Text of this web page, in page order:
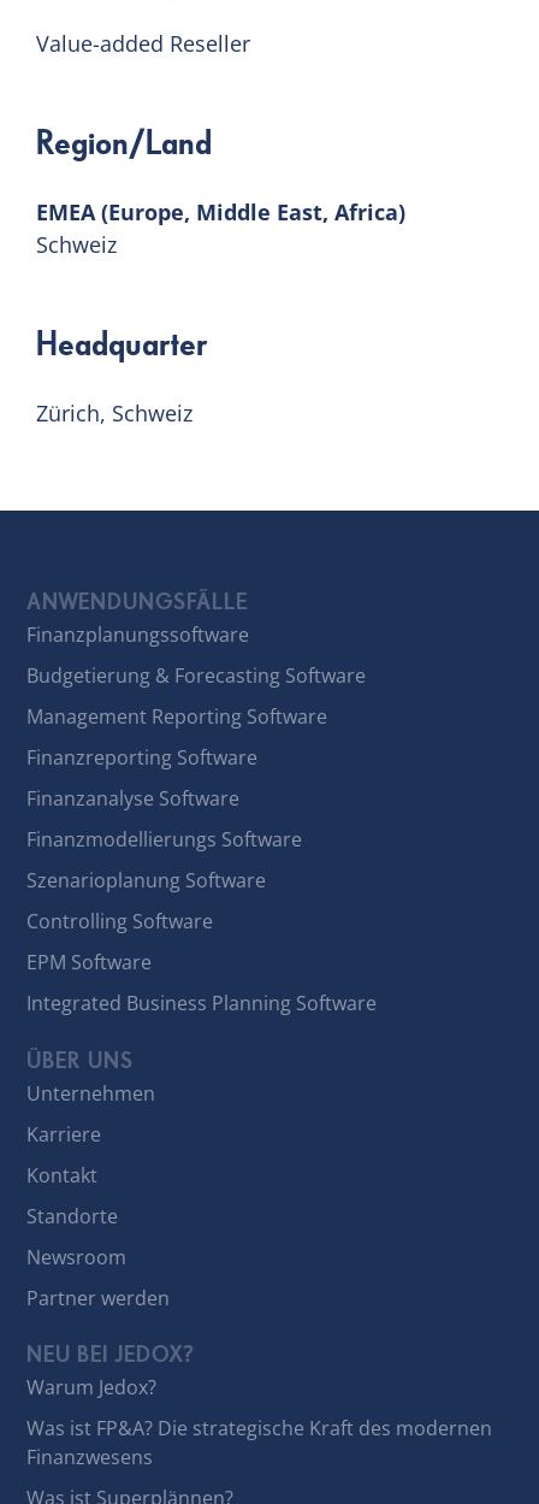
Value-added Reseller
Region/Land
EMEA (Europe, Middle East, Africa)
Schweiz
Headquarter
Zürich, Schweiz
ANWENDUNGSFÄLLE
Finanzplanungssoftware
Budgetierung & Forecasting Software
Management Reporting Software
Finanzreporting Software
Finanzanalyse Software
Finanzmodellierungs Software
Szenarioplanung Software
Controlling Software
EPM Software
Integrated Business Planning Software
ÜBER UNS
Unternehmen
Karriere
Kontakt
Standorte
Newsroom
Partner werden
NEU BEI JEDOX?
Warum Jedox?
Was ist FP&A? Die strategische Kraft des modernen
Finanzwesens
Was ist Superplännen?